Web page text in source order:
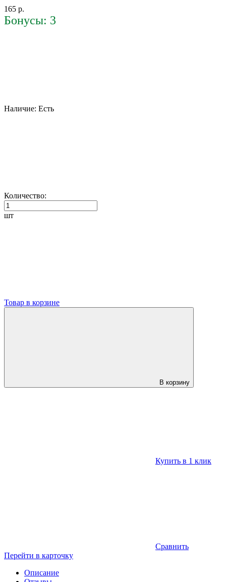
165 р.
Бонусы: 3
Наличие: Есть
Количество:
шт
Товар в корзине
В корзину
Купить в 1 клик
Сравнить
Перейти в карточку
Описание